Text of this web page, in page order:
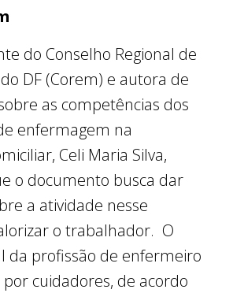
do Conselho Regional de
DF (Corem) e autora de
as competências dos
enfermagem na
Celi Maria Silva,
o documento busca dar
a atividade nesse
o trabalhador. O
da profissão de enfermeiro
cuidadores, de acordo